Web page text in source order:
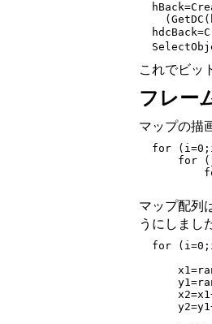
これでビッ
フレー
マップの描
for
for
マップ配列
うにしまし
for